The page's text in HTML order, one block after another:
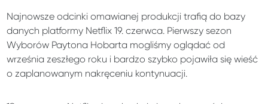
Najnowsze odcinki omawianej produkcji trafią do bazy
danych platformy Netflix 19. czerwca. Pierwszy sezon
Wyborów Paytona Hobarta mogliśmy oglądać od
września zeszłego roku i bardzo szybko pojawiła się wieść
o zaplanowanym nakręceniu kontynuacji.